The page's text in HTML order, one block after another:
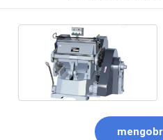
Mesin laser menandai
Paper Bag Forming Machine
Mesin pengemasan